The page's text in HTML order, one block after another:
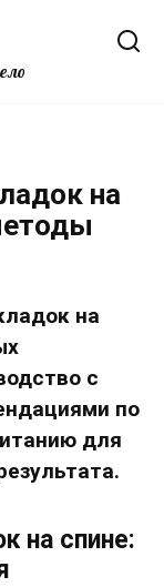
на
на
с
по
для
на спине: